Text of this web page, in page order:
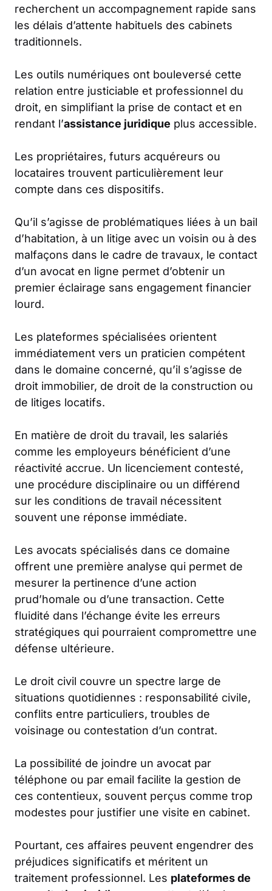
recherchent un accompagnement rapide sans
les délais d’attente habituels des cabinets
traditionnels.
Les outils numériques ont bouleversé cette
relation entre justiciable et professionnel du
droit, en simplifiant la prise de contact et en
rendant l’assistance juridique plus accessible.
Les propriétaires, futurs acquéreurs ou
locataires trouvent particulièrement leur
compte dans ces dispositifs.
Qu’il s’agisse de problématiques liées à un bail
d’habitation, à un litige avec un voisin ou à des
malfaçons dans le cadre de travaux, le contact
d’un avocat en ligne permet d’obtenir un
premier éclairage sans engagement financier
lourd.
Les plateformes spécialisées orientent
immédiatement vers un praticien compétent
dans le domaine concerné, qu’il s’agisse de
droit immobilier, de droit de la construction ou
de litiges locatifs.
En matière de droit du travail, les salariés
comme les employeurs bénéficient d’une
réactivité accrue. Un licenciement contesté,
une procédure disciplinaire ou un différend
sur les conditions de travail nécessitent
souvent une réponse immédiate.
Les avocats spécialisés dans ce domaine
offrent une première analyse qui permet de
mesurer la pertinence d’une action
prud’homale ou d’une transaction. Cette
fluidité dans l’échange évite les erreurs
stratégiques qui pourraient compromettre une
défense ultérieure.
Le droit civil couvre un spectre large de
situations quotidiennes : responsabilité civile,
conflits entre particuliers, troubles de
voisinage ou contestation d’un contrat.
La possibilité de joindre un avocat par
téléphone ou par email facilite la gestion de
ces contentieux, souvent perçus comme trop
modestes pour justifier une visite en cabinet.
Pourtant, ces affaires peuvent engendrer des
préjudices significatifs et méritent un
traitement professionnel. Les plateformes de